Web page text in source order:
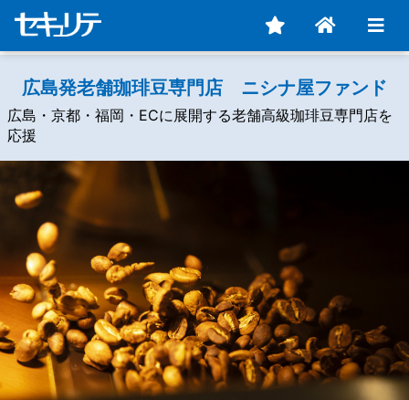
広島発老舗珈琲豆専門店 ニシナ屋ファンド
広島・京都・福岡・ECに展開する老舗高級珈琲豆専門店を
応援